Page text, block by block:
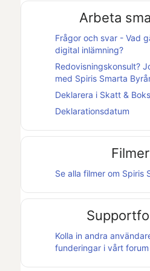
Arbeta
Frågor och svar - Vad
digital inlämning?
Redovisningskonsult?
med Spiris Smarta
Deklarera i Skatt &
Deklarationsdatum
Filmer
Se alla filmer om Spiris
Kolla in andra
funderingar i vårt forum